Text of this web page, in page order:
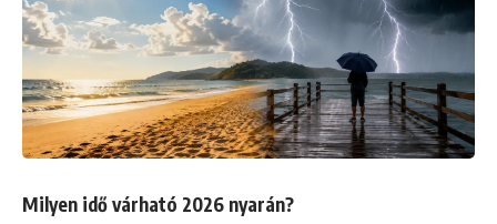
Milyen idő várható 2026 nyarán?